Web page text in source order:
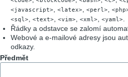
<javascript> <latex> <perl>
<sql> <text> <vim> <xml> <yaml>
Řádky a odstavce se zalomí
Webové a e-mailové adresy jsou
odkazy.
Předmět